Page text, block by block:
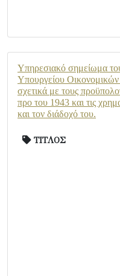
Υπηρεσιακό σημείωμα
Υπουργείου
σχετικά με τους
προ του 1943 και τις
και τον διάδοχό του.
ΤΙΤΛΟΣ